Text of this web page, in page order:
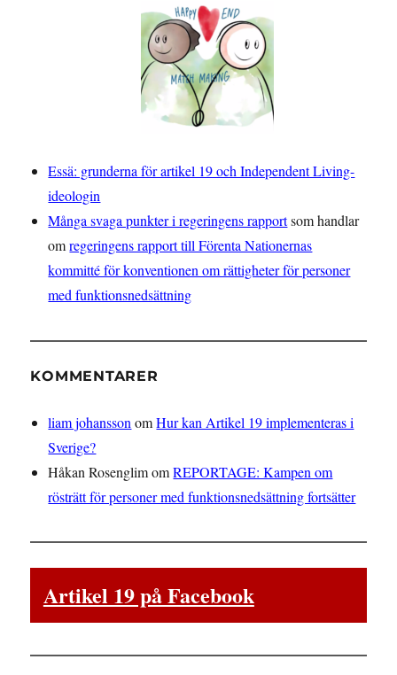
Essä: grunderna för artikel 19 och Independent Living-
ideologin
Många svaga punkter i regeringens rapportsom handlar
omregeringens rapport till Förenta Nationernas
kommitté för konventionen om rättigheter för personer
med funktionsnedsättning
KOMMENTARER
liam johansson omHur kan Artikel 19 implementeras i
Sverige?
Håkan RosenglimomREPORTAGE: Kampen om
rösträtt för personer med funktionsnedsättning fortsätter
Artikel 19 på Facebook